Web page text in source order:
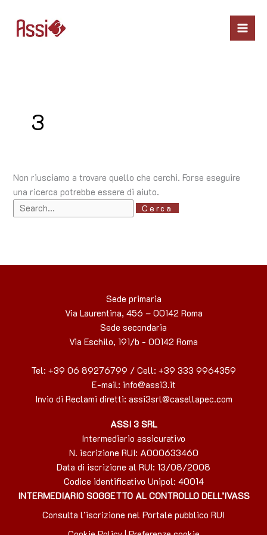
contenuto
3
Non riusciamo a trovare quello che cerchi. Forse eseguire
una ricerca potrebbe essere di aiuto.
Sede primaria
Via Laurentina, 456 – 00142 Roma
Sede secondaria
Via Eschilo, 191/b - 00142 Roma
Tel: +39 06 89276799 / Cell: +39 333 9964359
E-mail: info@assi3.it
Invio di Reclami diretti: assi3srl@casellapec.com
ASSI 3 SRL
Intermediario assicurativo
N. iscrizione RUI: A000633460
Data di iscrizione al RUI: 13/08/2008
Codice identificativo Unipol: 40014
INTERMEDIARIO SOGGETTO AL CONTROLLO DELL’IVASS
Consulta l’iscrizione nel Portale pubblico RUI